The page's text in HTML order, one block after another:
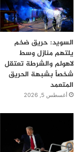
السويد: حريق ضخم
يلتهم منازل وسط
لاهولم والشرطة تعتقل
شخصاً بشبهة الحريق
المتعمد
أغسطس 5, 2026